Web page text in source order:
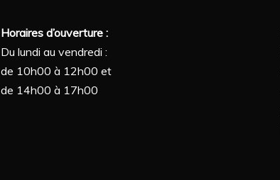
Horaires d’ouverture :
Du lundi au vendredi :
de 10h00 à 12h00 et
de 14h00 à 17h00